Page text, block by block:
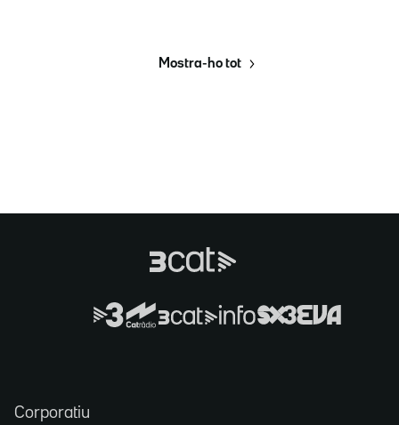
Mostra-ho tot
Corporatiu